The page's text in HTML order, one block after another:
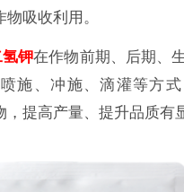
吸收利用。
钾在作物前期、后期、
施、冲施、滴灌等方
提高产量、提升品质有